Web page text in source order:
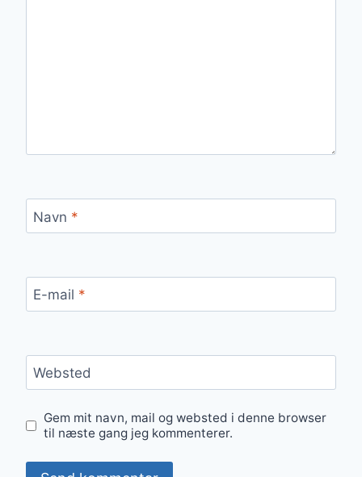
Navn *
E-mail *
Websted
Gem mit navn, mail og websted i denne browser
til næste gang jeg kommenterer.